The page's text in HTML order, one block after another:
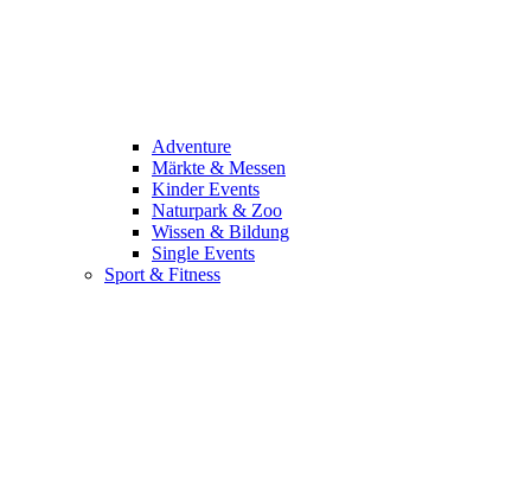
Adventure
Märkte & Messen
Kinder Events
Naturpark & Zoo
Wissen & Bildung
Single Events
Sport & Fitness